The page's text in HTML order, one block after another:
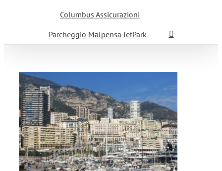
Columbus Assicurazioni
Parcheggio Malpensa JetPark